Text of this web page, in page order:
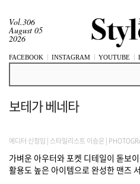
Vol.306
August 05
2026
FACEBOOK INSTAGRAM YOUTUBE
보테가 베네타
에디터 신정임 | 스타일리스트 이승은 |
가벼운 아우터와 포켓 디테일이 돋보
활용도 높은 아이템으로 완성한 맨즈